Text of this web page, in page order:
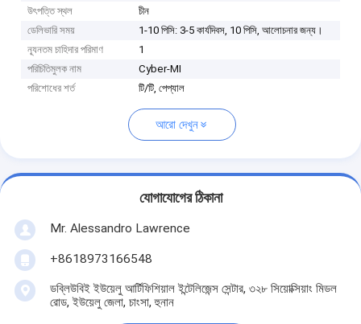
উৎপত্তি স্থল
চীন
ডেলিভারি সময়
1-10 পিসি: 3-5 কার্যদিবস, 10 পিসি, আলোচনার জন্য।
ন্যূনতম চাহিদার পরিমাণ
1
পরিচিতিমুলক নাম
Cyber-MI
পরিশোধের শর্ত
টি/টি, পেপ্যাল
আরো দেখুন
যোগাযোগের ঠিকানা
Mr. Alessandro Lawrence
+8618973166548
ডব্লিউবিই ইউয়েলু আর্টিফিশিয়াল ইন্টেলিজেন্স সেন্টার, ৩২৮ সিয়োক্সিয়াং মিডল
রোড, ইউয়েলু জেলা, চাংসা, হুনান